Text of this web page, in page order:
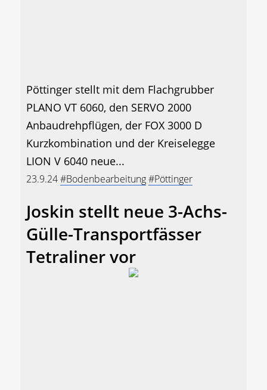
Pöttinger stellt mit dem Flachgrubber
PLANO VT 6060, den SERVO 2000
Anbaudrehpflügen, der FOX 3000 D
Kurzkombination und der Kreiselegge
LION V 6040 neue...
23.9.24#Bodenbearbeitung#Pöttinger
Joskin stellt neue 3-Achs-
Gülle-Transportfässer
Tetraliner vor